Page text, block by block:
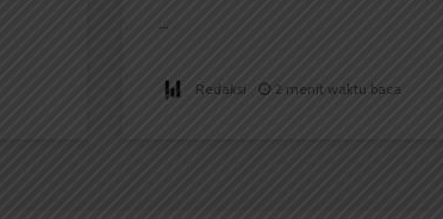
...
Redaksi 2 menit waktu baca